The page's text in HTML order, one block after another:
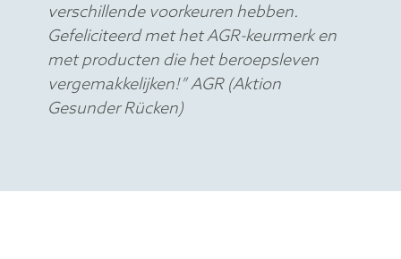
verschillende voorkeuren hebben.
Gefeliciteerd met het AGR-keurmerk en
met producten die het beroepsleven
vergemakkelijken!” AGR (Aktion
Gesunder Rücken)